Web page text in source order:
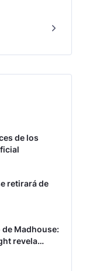
de los
retirará de
Madhouse:
revela